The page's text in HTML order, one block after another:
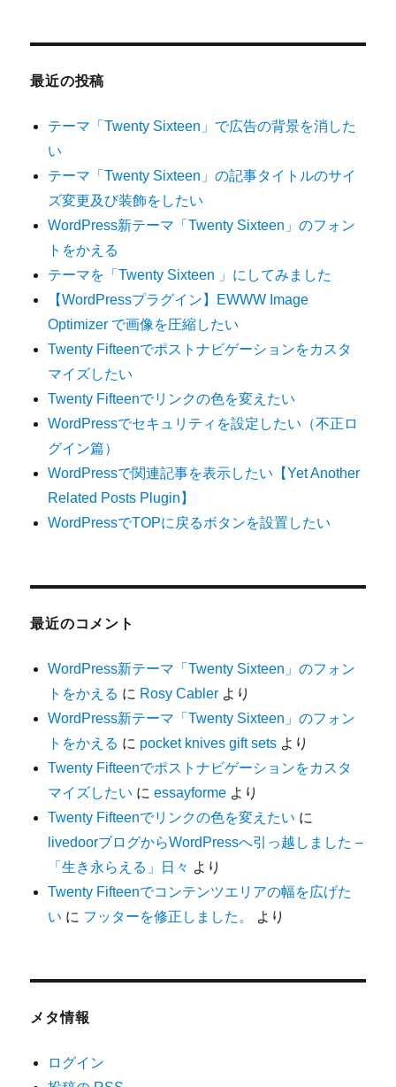
最近の投稿
テーマ「Twenty Sixteen」で広告の背景を消した
い
テーマ「Twenty Sixteen」の記事タイトルのサイ
ズ変更及び装飾をしたい
WordPress新テーマ「Twenty Sixteen」のフォン
トをかえる
テーマを「Twenty Sixteen 」にしてみました
【WordPressプラグイン】EWWW Image
Optimizer で画像を圧縮したい
Twenty Fifteenでポストナビゲーションをカスタ
マイズしたい
Twenty Fifteenでリンクの色を変えたい
WordPressでセキュリティを設定したい（不正ロ
グイン篇）
WordPressで関連記事を表示したい【Yet Another
Related Posts Plugin】
WordPressでTOPに戻るボタンを設置したい
最近のコメント
WordPress新テーマ「Twenty Sixteen」のフォン
トをかえる に Rosy Cabler より
WordPress新テーマ「Twenty Sixteen」のフォン
トをかえる に pocket knives gift sets より
Twenty Fifteenでポストナビゲーションをカスタ
マイズしたい にessayforme より
Twenty Fifteenでリンクの色を変えたい に
livedoorブログからWordPressへ引っ越しました –
「生き永らえる」日々 より
Twenty Fifteenでコンテンツエリアの幅を広げた
い に フッターを修正しました。 より
メタ情報
ログイン